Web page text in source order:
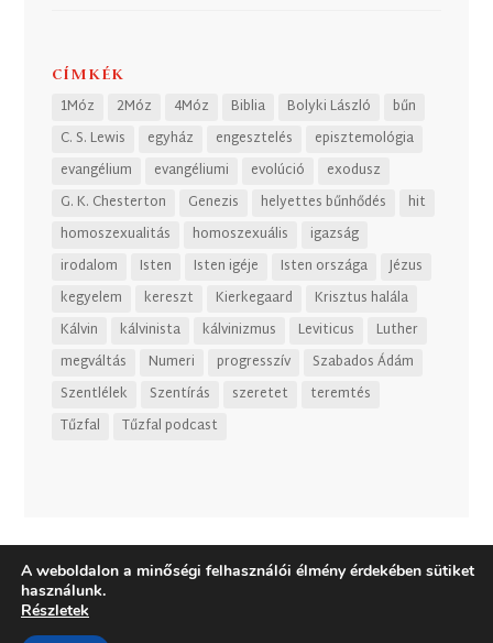
CÍMKÉK
1Móz 2Móz 4Móz Biblia Bolyki László
bűn
C. S. Lewis
egyház engesztelés
episztemológia
evangélium
evangéliumi evolúció
exodusz
G. K. Chesterton
Genezis helyettes bűnhődés
hit
homoszexualitás
homoszexuális
igazság
irodalom
Isten Isten igéje Isten országa
Jézus
kegyelem
kereszt Kierkegaard
Krisztus halála
Kálvin
kálvinista kálvinizmus Leviticus
Luther
megváltás
Numeri progresszív
Szabados Ádám
Szentlélek
Szentírás szeretet
teremtés
Tűzfal
Tűzfal podcast
A weboldalon a minőségi felhasználói élmény érdekében sütiket
használunk.
Részletek